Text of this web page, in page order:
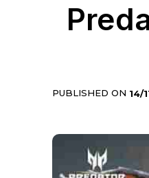
PUBLISHED ON 14/